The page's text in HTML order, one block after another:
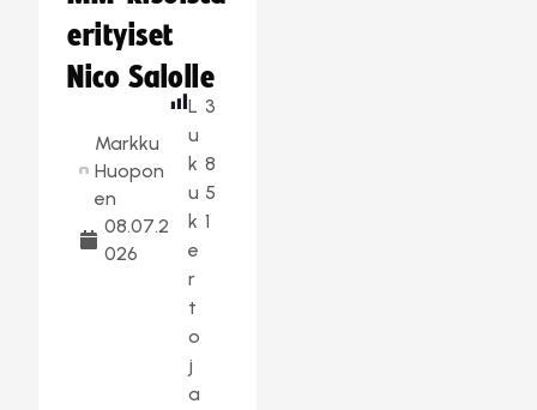
erityiset
Nico Salolle
Markku
Huopon
en
08.07.2
026
L
u
k
u
k
e
r
t
o
j
a
3
8
5
1